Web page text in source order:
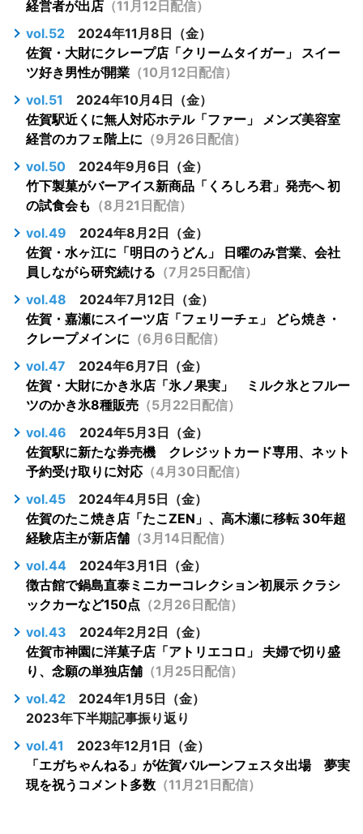
経営者が出店 （11月12日配信）
vol.52 2024年11月8日（金）
佐賀・大財にクレープ店「クリームタイガー」 スイー
ツ好き男性が開業 （10月12日配信）
vol.51 2024年10月4日（金）
佐賀駅近くに無人対応ホテル「ファー」 メンズ美容室
経営のカフェ階上に （9月26日配信）
vol.50 2024年9月6日（金）
竹下製菓がバーアイス新商品「くろしろ君」発売へ 初
の試食会も （8月21日配信）
vol.49 2024年8月2日（金）
佐賀・水ヶ江に「明日のうどん」 日曜のみ営業、会社
員しながら研究続ける （7月25日配信）
vol.48 2024年7月12日（金）
佐賀・嘉瀬にスイーツ店「フェリーチェ」 どら焼き・
クレープメインに （6月6日配信）
vol.47 2024年6月7日（金）
佐賀・大財にかき氷店「氷ノ果実」 ミルク氷とフルー
ツのかき氷8種販売 （5月22日配信）
vol.46 2024年5月3日（金）
佐賀駅に新たな券売機 クレジットカード専用、ネット
予約受け取りに対応 （4月30日配信）
vol.45 2024年4月5日（金）
佐賀のたこ焼き店「たこZEN」、高木瀬に移転 30年超
経験店主が新店舗 （3月14日配信）
vol.44 2024年3月1日（金）
徴古館で鍋島直泰ミニカーコレクション初展示 クラシ
ックカーなど150点 （2月26日配信）
vol.43 2024年2月2日（金）
佐賀市神園に洋菓子店「アトリエコロ」 夫婦で切り盛
り、念願の単独店舗 （1月25日配信）
vol.42 2024年1月5日（金）
2023年下半期記事振り返り
vol.41 2023年12月1日（金）
「エガちゃんねる」が佐賀バルーンフェスタ出場 夢実
現を祝うコメント多数 （11月21日配信）